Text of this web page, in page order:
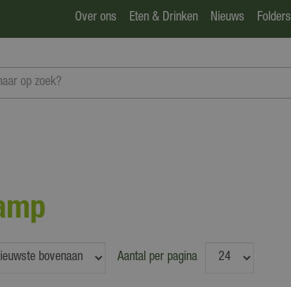
Over ons Eten & Drinken Nieuws Folders
Aantal per pagina